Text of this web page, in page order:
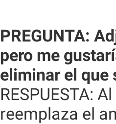
PREGUNTA:
pero me
eliminar el que
RESPUESTA:
reemplaza el